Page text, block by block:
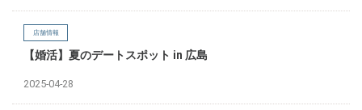
店舗情報
【婚活】夏のデートスポット in 広島
2025-04-28